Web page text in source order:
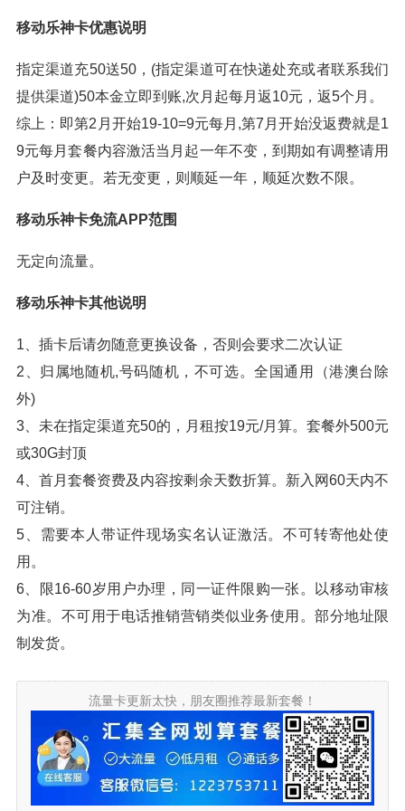
移动乐神卡优惠说明
指定渠道充50送50，(指定渠道可在快递处充或者联系我们
提供渠道)50本金立即到账,次月起每月返10元，返5个月。
综上：即第2月开始19-10=9元每月,第7月开始没返费就是1
9元每月套餐内容激活当月起一年不变，到期如有调整请用
户及时变更。若无变更，则顺延一年，顺延次数不限。
移动乐神卡免流APP范围
无定向流量。
移动乐神卡其他说明
1、插卡后请勿随意更换设备，否则会要求二次认证
2、归属地随机,号码随机，不可选。全国通用（港澳台除
外)
3、未在指定渠道充50的，月租按19元/月算。套餐外500元
或30G封顶
4、首月套餐资费及内容按剩余天数折算。新入网60天内不
可注销。
5、需要本人带证件现场实名认证激活。不可转寄他处使
用。
6、限16-60岁用户办理，同一证件限购一张。以移动审核
为准。不可用于电话推销营销类似业务使用。部分地址限
制发货。
流量卡更新太快，朋友圈推荐最新套餐！